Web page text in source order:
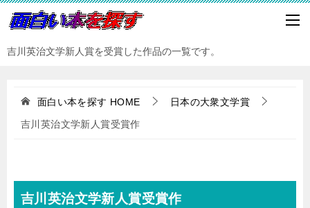
吉川英治文学新人賞を受賞した作品の一覧です。
面白い本を探す HOME
日本の大衆文学賞
吉川英治文学新人賞受賞作
吉川英治文学新人賞受賞作